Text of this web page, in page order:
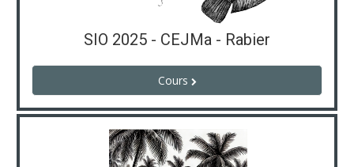
SIO 2025 - CEJMa - Rabier
Cours